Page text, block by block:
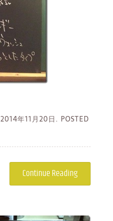
2014年11月20日. POSTED
Continue Reading